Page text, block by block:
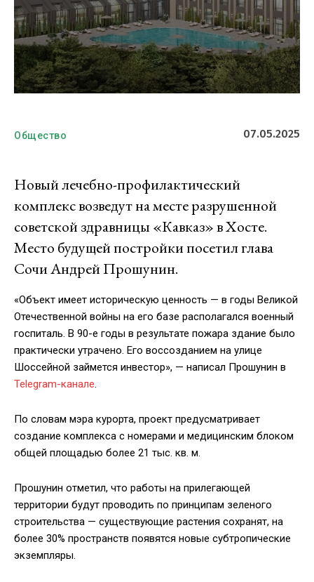
Общество 07.05.2025
Новый лечебно-профилактический
комплекс возведут на месте разрушенной
советской здравницы «Кавказ» в Хосте.
Место будущей постройки посетил глава
Сочи Андрей Прошунин.
«Объект имеет историческую ценность — в годы Великой
Отечественной войны на его базе располагался военный
госпиталь. В 90-е годы в результате пожара здание было
практически утрачено. Его воссозданием на улице
Шоссейной займется инвестор», — написал Прошунин в
Telegram-канале.
По словам мэра курорта, проект предусматривает
создание комплекса с номерами и медицинским блоком
общей площадью более 21 тыс. кв. м.
Прошунин отметил, что работы на прилегающей
территории будут проводить по принципам зеленого
строительства — существующие растения сохранят, на
более 30% пространств появятся новые субтропические
экземпляры.